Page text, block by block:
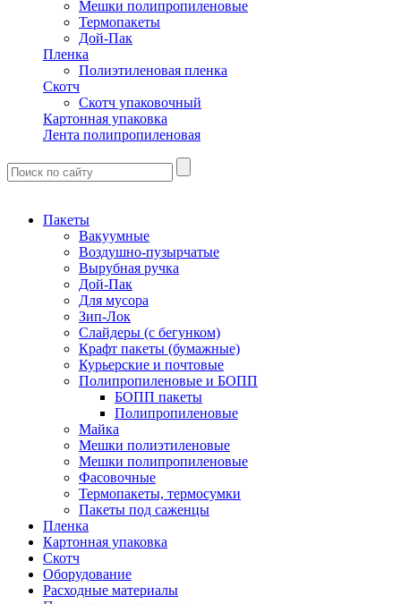
Мешки полипропиленовые
Термопакеты
Дой-Пак
Пленка
Полиэтиленовая пленка
Скотч
Скотч упаковочный
Картонная упаковка
Лента полипропиленовая
Пакеты
Вакуумные
Воздушно-пузырчатые
Вырубная ручка
Дой-Пак
Для мусора
Зип-Лок
Слайдеры (с бегунком)
Крафт пакеты (бумажные)
Курьерские и почтовые
Полипропиленовые и БОПП
БОПП пакеты
Полипропиленовые
Майка
Мешки полиэтиленовые
Мешки полипропиленовые
Фасовочные
Термопакеты, термосумки
Пакеты под саженцы
Пленка
Картонная упаковка
Скотч
Оборудование
Расходные материалы